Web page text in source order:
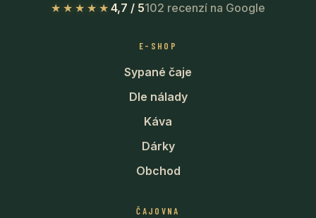
★★★★★ 4,7 / 5102 recenzí na Google
E-SHOP
Sypané čaje
Dle nálady
Káva
Dárky
Obchod
ČAJOVNA